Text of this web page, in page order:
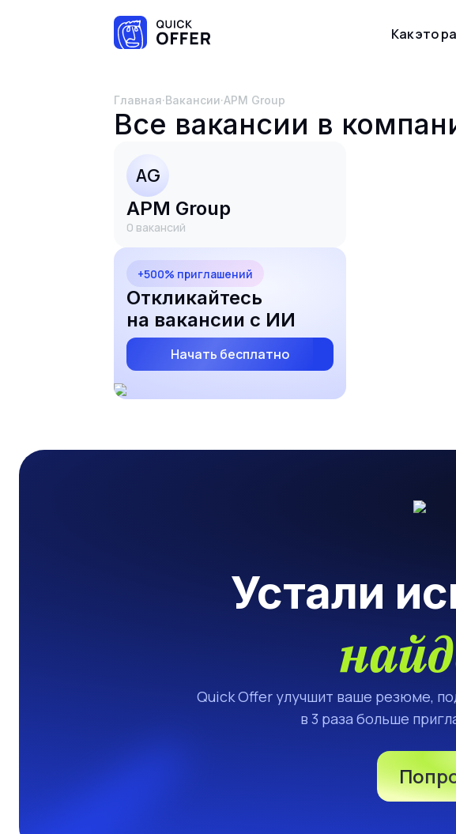
Как это
Главная·Вакансии· APM Group
Все вакансии в
AG
APM Group
0 вакансий
+500% приглашений
Откликайтесь
на вакансии с ИИ
Начать бесплатно
Устали
Quick Offer улучшит ваше резюме,
в 3 раза больше